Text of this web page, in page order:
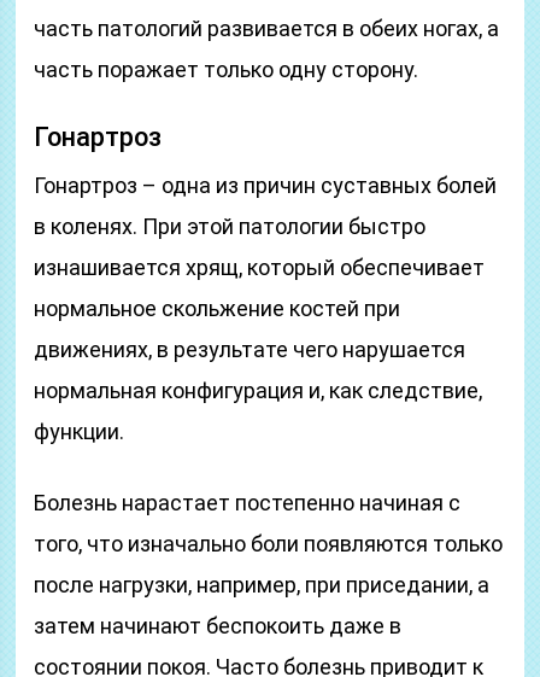
часть патологий развивается в обеих ногах, а
часть поражает только одну сторону.
Гонартроз
Гонартроз – одна из причин суставных болей
в коленях. При этой патологии быстро
изнашивается хрящ, который обеспечивает
нормальное скольжение костей при
движениях, в результате чего нарушается
нормальная конфигурация и, как следствие,
функции.
Болезнь нарастает постепенно начиная с
того, что изначально боли появляются только
после нагрузки, например, при приседании, а
затем начинают беспокоить даже в
состоянии покоя. Часто болезнь приводит к